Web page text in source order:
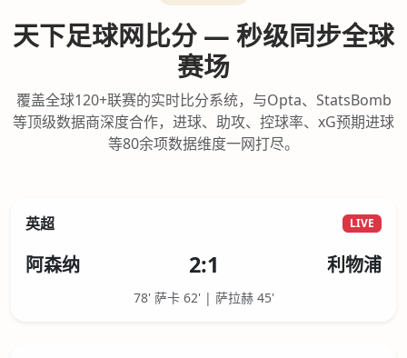
天下足球网比分 — 秒级同步全球
赛场
覆盖全球120+联赛的实时比分系统，与Opta、StatsBomb
等顶级数据商深度合作，进球、助攻、控球率、xG预期进球
等80余项数据维度一网打尽。
英超 LIVE
阿森纳 2:1 利物浦
78' 萨卡 62' | 萨拉赫 45'